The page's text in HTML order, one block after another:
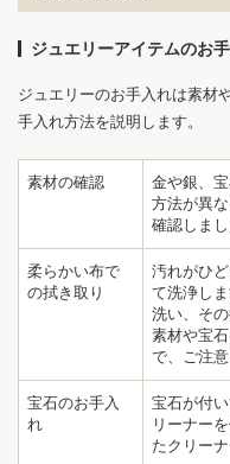
ジュエリーアイテムのお
ジュエリーのお手入れは素材
手入れ方法を説明します。
素材の確認
金や銀、
方法が異
確認しまし
柔らかい布で
の拭き取り
汚れがひ
て洗浄し
洗い、そ
素材や宝
で、ご注意
宝石のお手入
れ
宝石が付
リーナー
たクリー